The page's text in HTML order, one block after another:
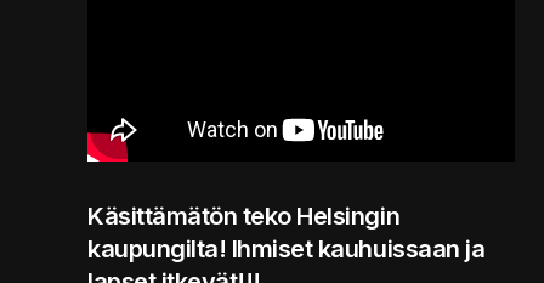
Käsittämätön teko Helsingin
kaupungilta! Ihmiset kauhuissaan ja